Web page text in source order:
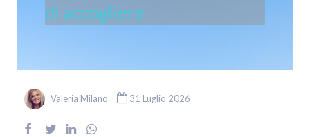
di accogliere
Valeria Milano 31 Luglio 2026